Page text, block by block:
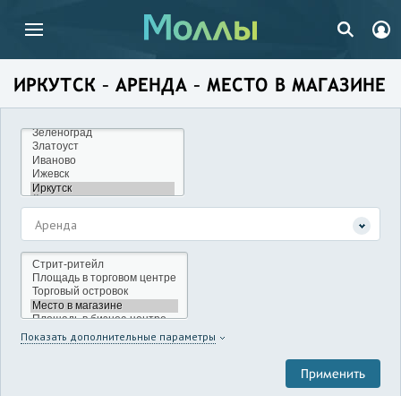
ИРКУТСК – АРЕНДА – МЕСТО В МАГАЗИНЕ
Аренда
Показать дополнительные параметры